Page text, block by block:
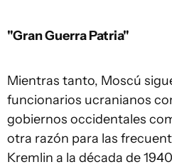
"GranGuerraPatria"
Mientras tanto, Moscú
funcionarios ucranianos
gobiernos occidentales
otra razón para las
Kremlin a la década de